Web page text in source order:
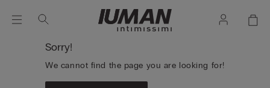
Sorry!
We cannot find the page you are looking for!